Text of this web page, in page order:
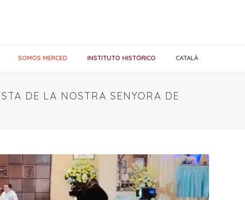
SOMOS MERCED INSTITUTO HISTÓRICO CATALÀ
DE LA NOSTRA SENYORA DE